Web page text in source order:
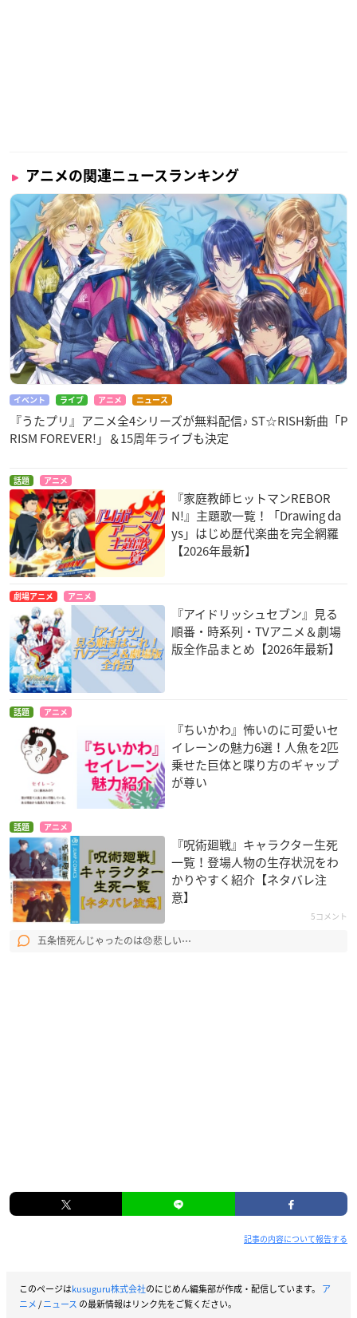
アニメの関連ニュースランキング
イベント ライブ アニメ ニュース
『うたプリ』アニメ全4シリーズが無料配信♪ ST☆RISH新曲「P
RISM FOREVER!」＆15周年ライブも決定
話題 アニメ
『家庭教師ヒットマンREBOR
N!』主題歌一覧！「Drawing da
ys」はじめ歴代楽曲を完全網羅
【2026年最新】
劇場アニメ アニメ
『アイドリッシュセブン』見る
順番・時系列・TVアニメ＆劇場
版全作品まとめ【2026年最新】
話題 アニメ
『ちいかわ』怖いのに可愛いセ
イレーンの魅力6選！人魚を2匹
乗せた巨体と喋り方のギャップ
が尊い
話題 アニメ
『呪術廻戦』キャラクター生死
一覧！登場人物の生存状況をわ
かりやすく紹介【ネタバレ注
意】
5コメント
五条悟死んじゃったのは😞悲しい⋯
記事の内容について報告する
このページはkusuguru株式会社のにじめん編集部が作成・配信しています。 ア
ニメ/ニュース の最新情報はリンク先をご覧ください。